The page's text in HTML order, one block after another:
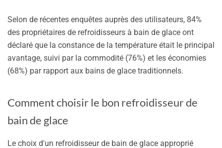
Selon de récentes enquêtes auprès des utilisateurs, 84%
des propriétaires de refroidisseurs à bain de glace ont
déclaré que la constance de la température était le principal
avantage, suivi par la commodité (76%) et les économies
(68%) par rapport aux bains de glace traditionnels.
Comment choisir le bon refroidisseur de
bain de glace
Le choix d'un refroidisseur de bain de glace approprié